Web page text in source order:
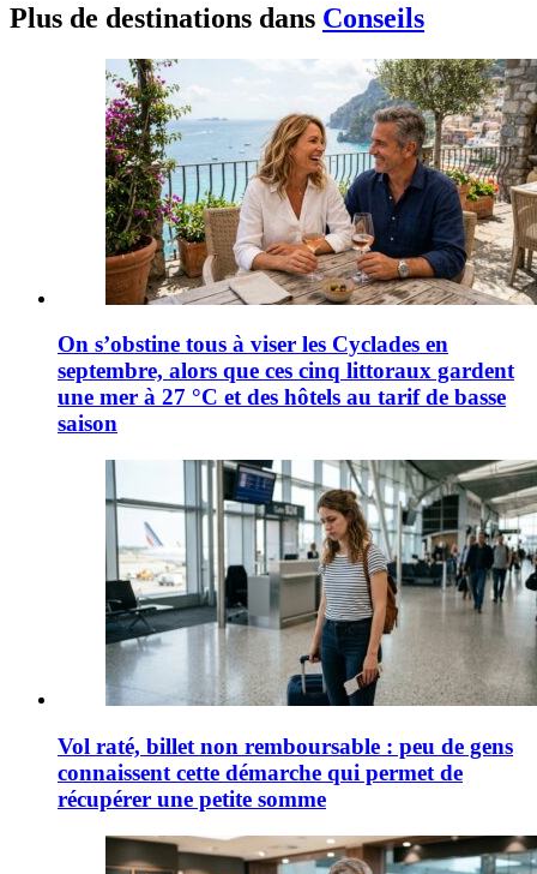
Plus de destinations dans Conseils
On s’obstine tous à viser les Cyclades en
septembre, alors que ces cinq littoraux gardent
une mer à 27 °C et des hôtels au tarif de basse
saison
Vol raté, billet non remboursable : peu de gens
connaissent cette démarche qui permet de
récupérer une petite somme